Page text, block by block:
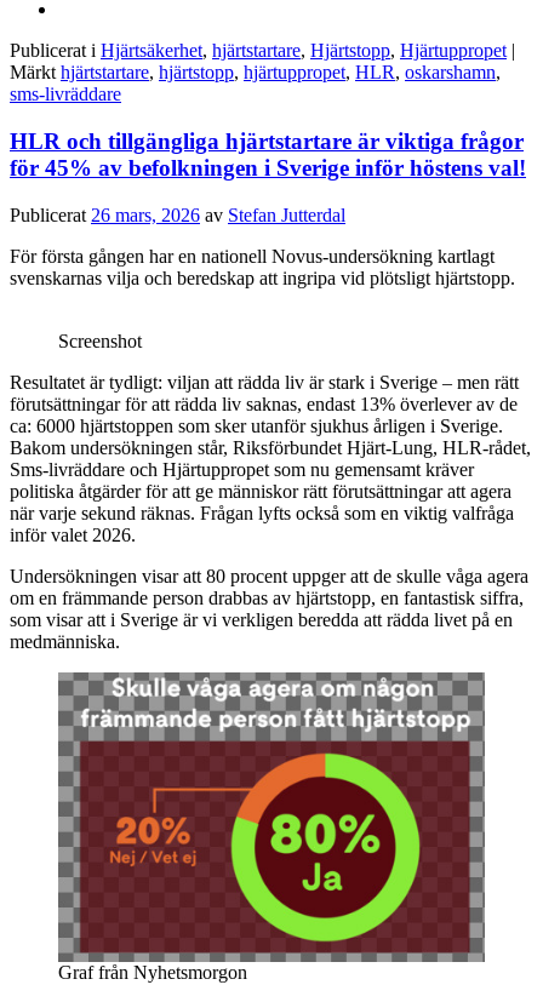
Publicerat i Hjärtsäkerhet, hjärtstartare, Hjärtstopp, Hjärtuppropet
Märkt hjärtstartare, hjärtstopp, hjärtuppropet, HLR, oskarshamn,
sms-livräddare
HLR och tillgängliga hjärtstartare är viktiga frågor
för 45% av befolkningen i Sverige inför höstens val!
Publicerat 26 mars, 2026 av Stefan Jutterdal
För första gången har en nationell Novus-undersökning kartlagt
svenskarnas vilja och beredskap att ingripa vid plötsligt hjärtstopp.
Screenshot
Resultatet är tydligt: viljan att rädda liv är stark i Sverige – men rätt
förutsättningar för att rädda liv saknas, endast 13% överlever av de
ca: 6000 hjärtstoppen som sker utanför sjukhus årligen i Sverige.
Bakom undersökningen står, Riksförbundet Hjärt-Lung, HLR-rådet,
Sms-livräddare och Hjärtuppropet som nu gemensamt kräver
politiska åtgärder för att ge människor rätt förutsättningar att agera
när varje sekund räknas. Frågan lyfts också som en viktig valfråga
inför valet 2026.
Undersökningen visar att 80 procent uppger att de skulle våga agera
om en främmande person drabbas av hjärtstopp, en fantastisk siffra,
som visar att i Sverige är vi verkligen beredda att rädda livet på en
medmänniska.
Graf från Nyhetsmorgon